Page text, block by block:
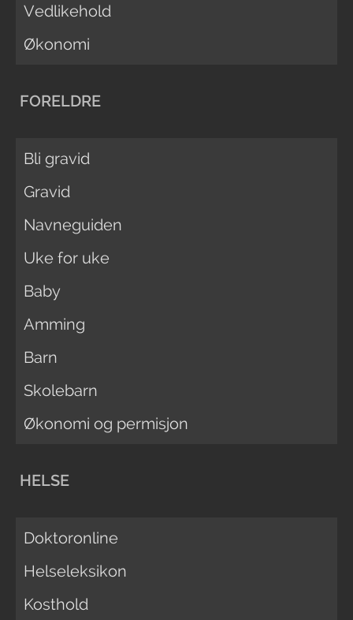
Vedlikehold
Økonomi
FORELDRE
Bli gravid
Gravid
Navneguiden
Uke for uke
Baby
Amming
Barn
Skolebarn
Økonomi og permisjon
HELSE
Doktoronline
Helseleksikon
Kosthold